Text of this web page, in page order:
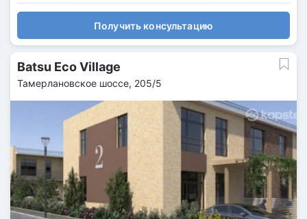
Получить консультацию
Batsu Eco Village
Тамерлановское шоссе, 205/5